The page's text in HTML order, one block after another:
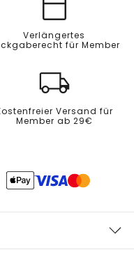
Verlängertes
für Member
Versand für
Member ab 29€